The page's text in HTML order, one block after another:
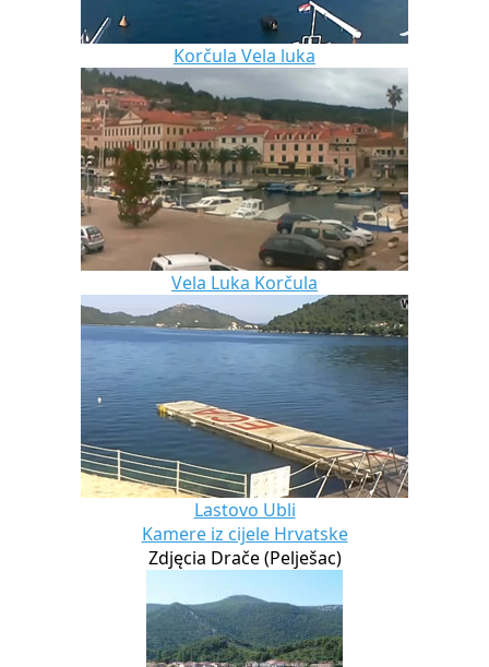
Korčula Vela luka
Vela Luka Korčula
Lastovo Ubli
Kamere iz cijele Hrvatske
Zdjęcia Drače (Pelješac)